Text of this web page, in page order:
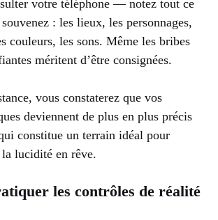
votre téléphone — notez tout ce
: les lieux, les personnages,
couleurs, les sons. Même les bribes
méritent d’être consignées.
vous constaterez que vos
deviennent de plus en plus précis
constitue un terrain idéal pour
lucidité en rêve.
les contrôles de réalité